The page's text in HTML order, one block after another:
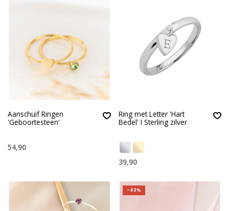
Aanschuif Ringen
'Geboortesteen'
54,90
Ring met Letter 'Hart
Bedel' I Sterling zilver
39,90
-43%